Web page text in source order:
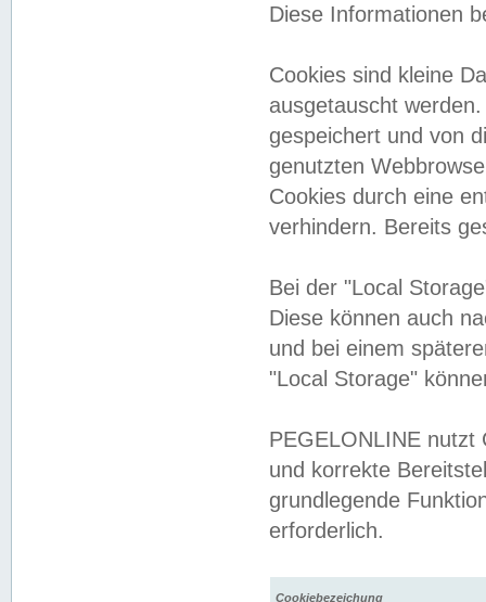
Diese Informationen
Cookies sind kleine
ausgetauscht
gespeichert und von
genutzten
Cookies durch eine
verhindern. Bereits
Bei der "Local
Diese können auch
und bei einem
"Local Storage"
PEGELONLINE nutzt
und korrekte
grundlegende
erforderlich.
Cookiebezeichung